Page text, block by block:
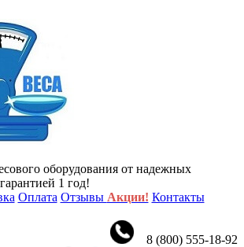
оборудования от надежных
1 год!
Оплата Отзывы Акции! Контакты
8 (800) 555-18-92